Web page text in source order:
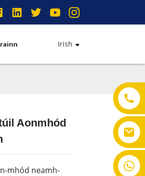
Irish
Aonmhód
mhód neamh-